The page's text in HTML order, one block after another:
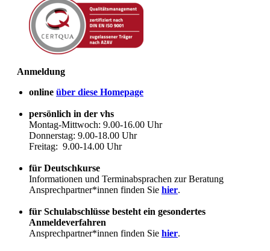
Anmeldung
online über diese Homepage
persönlich in der vhs
Montag-Mittwoch: 9.00-16.00 Uhr
Donnerstag: 9.00-18.00 Uhr
Freitag: 9.00-14.00 Uhr
für Deutschkurse
Informationen und Terminabsprachen zur Beratung
Ansprechpartner*innen finden Sie hier.
für Schulabschlüsse besteht ein gesondertes
Anmeldeverfahren
Ansprechpartner*innen finden Sie hier.